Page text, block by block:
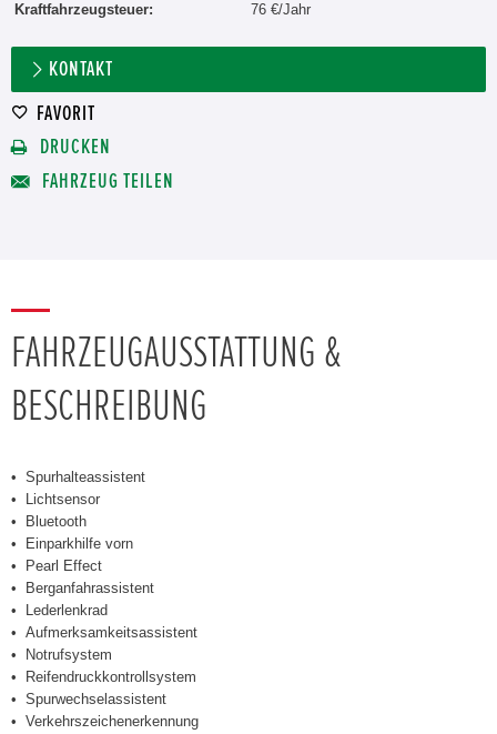
Kraftfahrzeugsteuer:
76 €/Jahr
KONTAKT
FAVORIT
DRUCKEN
FAHRZEUG TEILEN
FAHRZEUGAUSSTATTUNG &
BESCHREIBUNG
Spurhalteassistent
Lichtsensor
Bluetooth
Einparkhilfe vorn
Pearl Effect
Berganfahrassistent
Lederlenkrad
Aufmerksamkeitsassistent
Notrufsystem
Reifendruckkontrollsystem
Spurwechselassistent
Verkehrszeichenerkennung